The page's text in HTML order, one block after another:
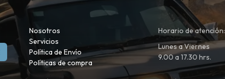
Nosotros
Servicios
Política de Envío
Políticas de compra
Horario de atención:
Lunes a Viernes
9.00 a 17.30 hrs.